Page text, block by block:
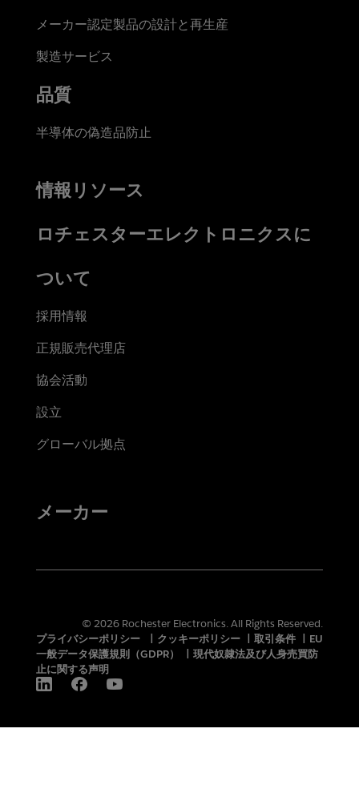
メーカー認定製品の設計と再生産
製造サービス
品質
半導体の偽造品防止
情報リソース
ロチェスターエレクトロニクスに
ついて
採用情報
正規販売代理店
協会活動
設立
グローバル拠点
メーカー
© 2026 Rochester Electronics. All Rights Reserved.
プライバシーポリシー
クッキーポリシー 取引条件
EU
一般データ保護規則（GDPR）
現代奴隷法及び人身売買防
止に関する声明